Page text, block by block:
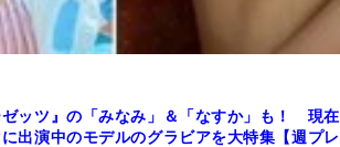
ゼッツ』の「みなみ」＆「なすか」も！ 現在
出演中のモデルのグラビアを大特集【週プレ